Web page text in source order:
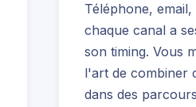
Téléphone, email,
chaque canal a
son timing. Vous
l'art de combiner
dans des